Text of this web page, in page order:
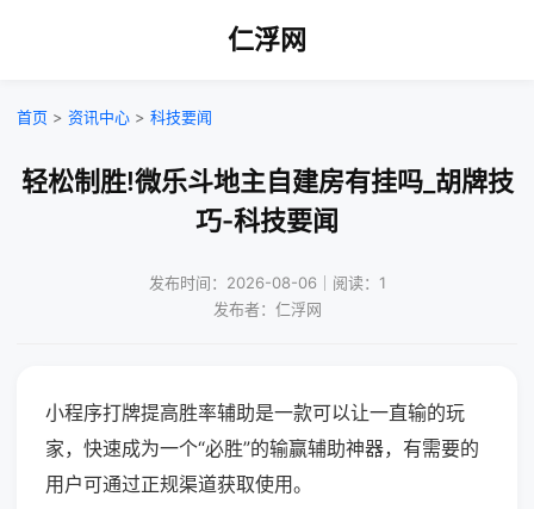
仁浮网
首页 > 资讯中心 > 科技要闻
轻松制胜!微乐斗地主自建房有挂吗_胡牌技
巧-科技要闻
发布时间：2026-08-06｜阅读：1
发布者：仁浮网
小程序打牌提高胜率辅助是一款可以让一直输的玩
家，快速成为一个“必胜”的输赢辅助神器，有需要的
用户可通过正规渠道获取使用。